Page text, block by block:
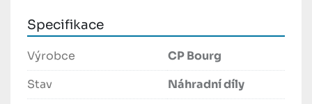
Specifikace
Výrobce
CP Bourg
Stav
Náhradní díly